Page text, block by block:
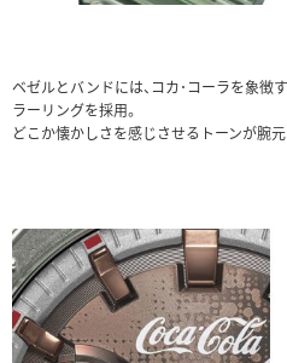
ベゼルとバンドには、コカ･コーラを象徴
ラーリングを採用。
どこか懐かしさを感じさせるトーンが腕